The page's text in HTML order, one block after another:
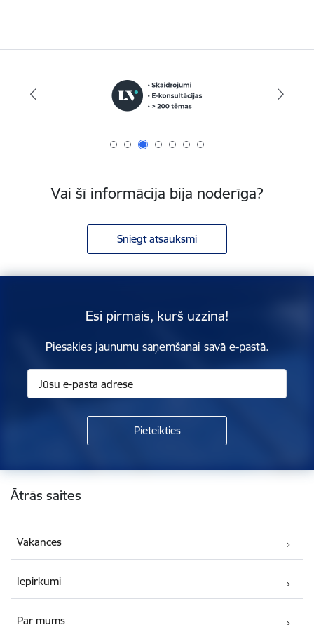
Vai šī informācija bija noderīga?
Sniegt atsauksmi
Esi pirmais, kurš uzzina!
Piesakies jaunumu saņemšanai savā e-pastā.
Kājene
Ātrās saites
Vakances
Iepirkumi
Par mums